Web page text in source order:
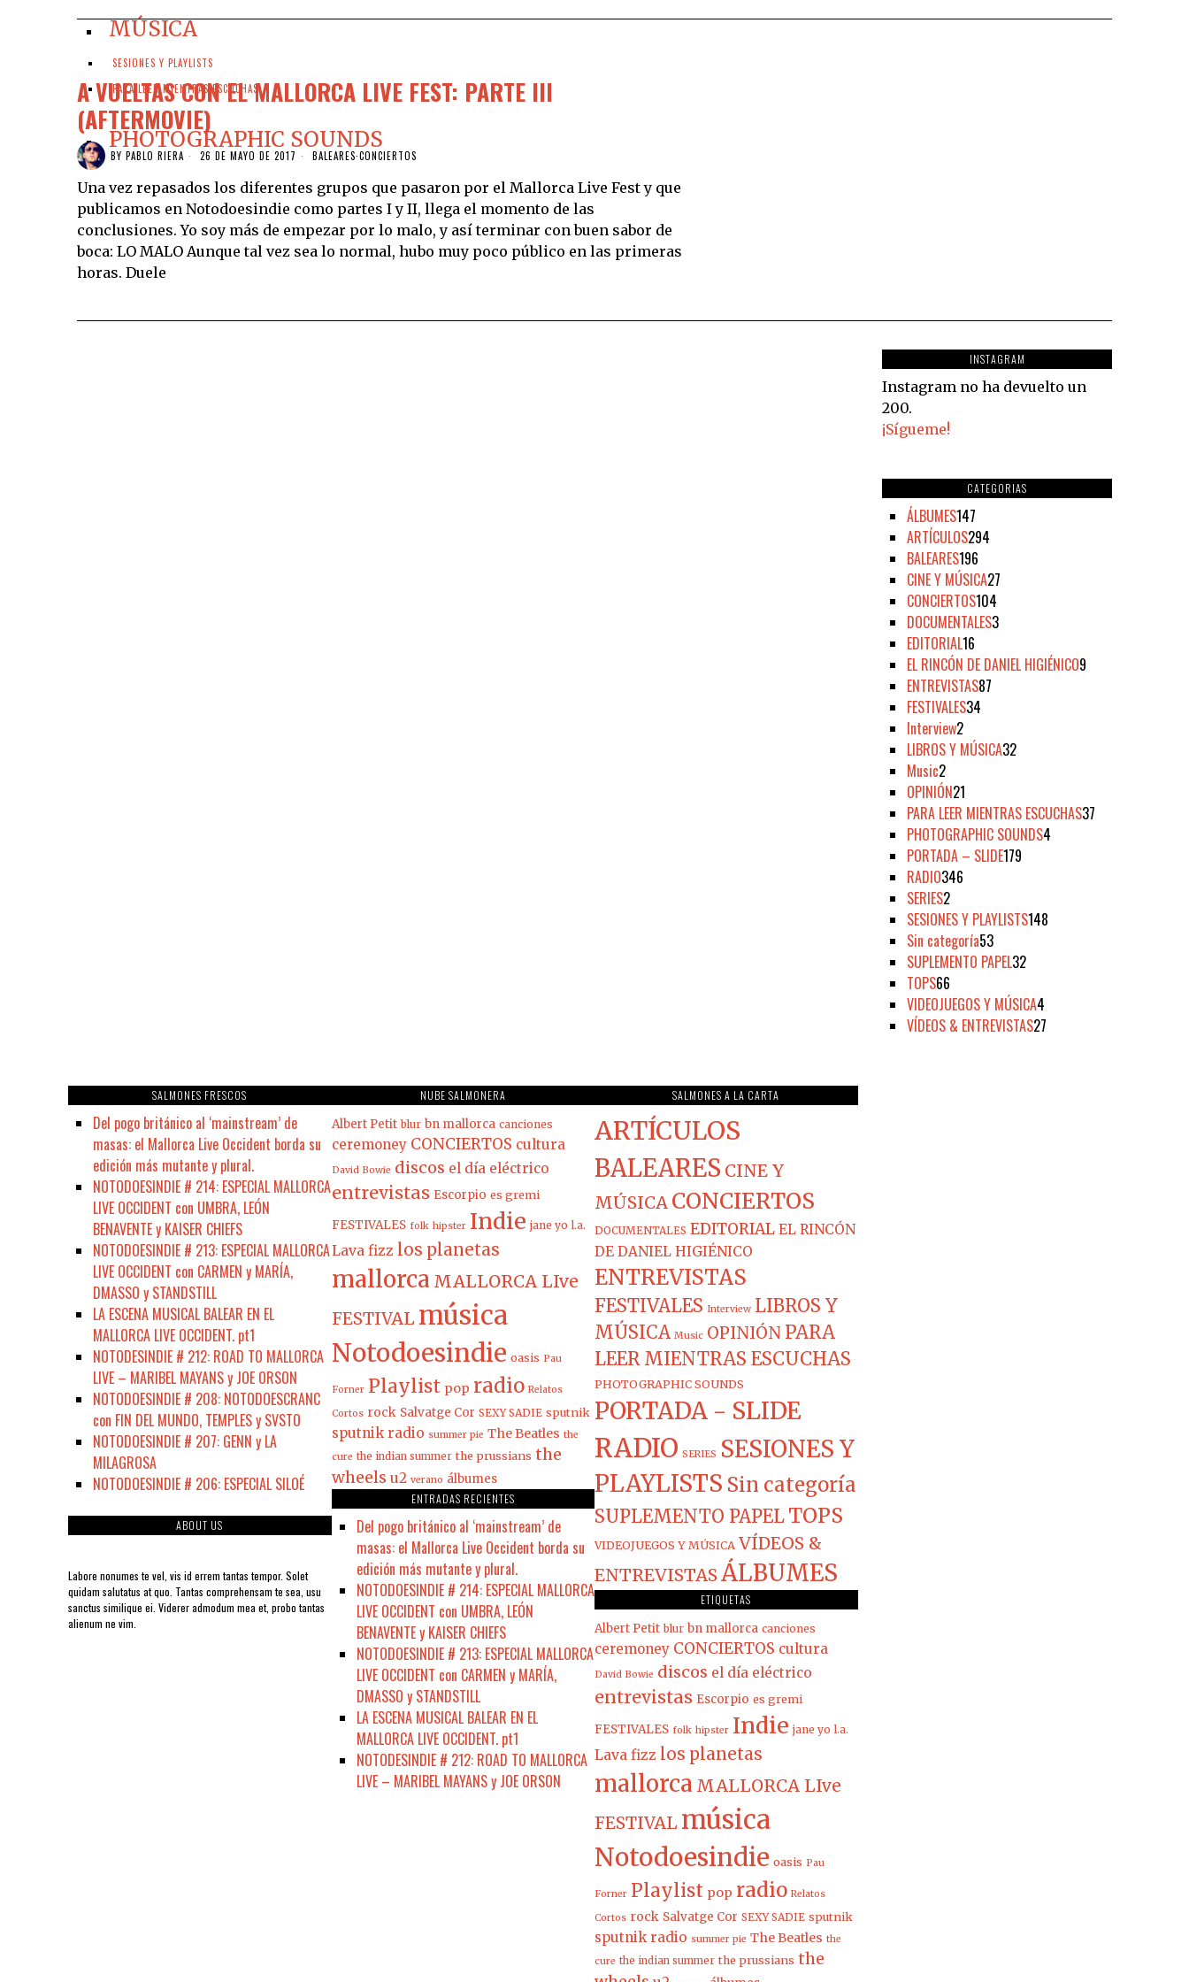
MÚSICA
SESIONES Y PLAYLISTS
PARA LEER MIENTRAS ESCUCHAS
PHOTOGRAPHIC SOUNDS
A VUELTAS CON EL MALLORCA LIVE FEST: PARTE III
(AFTERMOVIE)
BY PABLO RIERA 26 DE MAYO DE 2017 BALEARES·CONCIERTOS
Una vez repasados los diferentes grupos que pasaron por el Mallorca Live Fest y que
publicamos en Notodoesindie como partes I y II, llega el momento de las
conclusiones. Yo soy más de empezar por lo malo, y así terminar con buen sabor de
boca: LO MALO Aunque tal vez sea lo normal, hubo muy poco público en las primeras
horas. Duele
INSTAGRAM
Instagram no ha devuelto un
200.
¡Sígueme!
CATEGORIAS
ÁLBUMES147
ARTÍCULOS294
BALEARES196
CINE Y MÚSICA27
CONCIERTOS104
DOCUMENTALES3
EDITORIAL16
EL RINCÓN DE DANIEL HIGIÉNICO9
ENTREVISTAS87
FESTIVALES34
Interview2
LIBROS Y MÚSICA32
Music2
OPINIÓN21
PARA LEER MIENTRAS ESCUCHAS37
PHOTOGRAPHIC SOUNDS4
PORTADA – SLIDE179
RADIO346
SERIES2
SESIONES Y PLAYLISTS148
Sin categoría53
SUPLEMENTO PAPEL32
TOPS66
VIDEOJUEGOS Y MÚSICA4
VÍDEOS & ENTREVISTAS27
SALMONES FRESCOS
Del pogo británico al ‘mainstream’ de
masas: el Mallorca Live Occident borda su
edición más mutante y plural.
NOTODOESINDIE # 214: ESPECIAL MALLORCA
LIVE OCCIDENT con UMBRA, LEÓN
BENAVENTE y KAISER CHIEFS
NOTODOESINDIE # 213: ESPECIAL MALLORCA
LIVE OCCIDENT con CARMEN y MARÍA,
DMASSO y STANDSTILL
LA ESCENA MUSICAL BALEAR EN EL
MALLORCA LIVE OCCIDENT. pt1
NOTODESINDIE # 212: ROAD TO MALLORCA
LIVE – MARIBEL MAYANS y JOE ORSON
NOTODOESINDIE # 208: NOTODOESCRANC
con FIN DEL MUNDO, TEMPLES y SVSTO
NOTODOESINDIE # 207: GENN y LA
MILAGROSA
NOTODOESINDIE # 206: ESPECIAL SILOÉ
ABOUT US
Labore nonumes te vel, vis id errem tantas tempor. Solet
quidam salutatus at quo. Tantas comprehensam te sea, usu
sanctus similique ei. Viderer admodum mea et, probo tantas
alienum ne vim.
NUBE SALMONERA
Albert Petit blur bn mallorca canciones
ceremoney CONCIERTOS cultura
David Bowie discos el día eléctrico
entrevistas Escorpio es gremi
FESTIVALES folk hipster Indie jane yo l.a.
Lava fizz los planetas
mallorca MALLORCA LIve
FESTIVAL música
Notodoesindie oasis Pau
Forner Playlist pop radio Relatos
Cortos rock Salvatge Cor SEXY SADIE sputnik
sputnik radio summer pie The Beatles the
cure the indian summer the prussians the
wheels u2 verano álbumes
ENTRADAS RECIENTES
Del pogo británico al ‘mainstream’ de
masas: el Mallorca Live Occident borda su
edición más mutante y plural.
NOTODOESINDIE # 214: ESPECIAL MALLORCA
LIVE OCCIDENT con UMBRA, LEÓN
BENAVENTE y KAISER CHIEFS
NOTODOESINDIE # 213: ESPECIAL MALLORCA
LIVE OCCIDENT con CARMEN y MARÍA,
DMASSO y STANDSTILL
LA ESCENA MUSICAL BALEAR EN EL
MALLORCA LIVE OCCIDENT. pt1
NOTODESINDIE # 212: ROAD TO MALLORCA
LIVE – MARIBEL MAYANS y JOE ORSON
SALMONES A LA CARTA
ARTÍCULOS
BALEARES CINE Y
MÚSICA CONCIERTOS
DOCUMENTALES EDITORIAL EL RINCÓN
DE DANIEL HIGIÉNICO
ENTREVISTAS
FESTIVALES Interview LIBROS Y
MÚSICA Music OPINIÓN PARA
LEER MIENTRAS ESCUCHAS
PHOTOGRAPHIC SOUNDS
PORTADA - SLIDE
RADIO SERIES SESIONES Y
PLAYLISTS Sin categoría
SUPLEMENTO PAPEL TOPS
VIDEOJUEGOS Y MÚSICA VÍDEOS &
ENTREVISTASÁLBUMES
ETIQUETAS
Albert Petit blur bn mallorca canciones
ceremoney CONCIERTOS cultura
David Bowie discos el día eléctrico
entrevistas Escorpio es gremi
FESTIVALES folk hipster Indie jane yo l.a.
Lava fizz los planetas
mallorca MALLORCA LIve
FESTIVAL música
Notodoesindie oasis Pau
Forner Playlist pop radio Relatos
Cortos rock Salvatge Cor SEXY SADIE sputnik
sputnik radio summer pie The Beatles the
cure the indian summer the prussians the